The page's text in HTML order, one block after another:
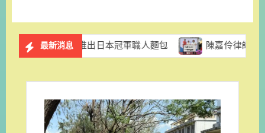
約 上
記
單
最新消息
拉推出日本冠軍職人麵包 陳嘉伶律師創立易勝法律事